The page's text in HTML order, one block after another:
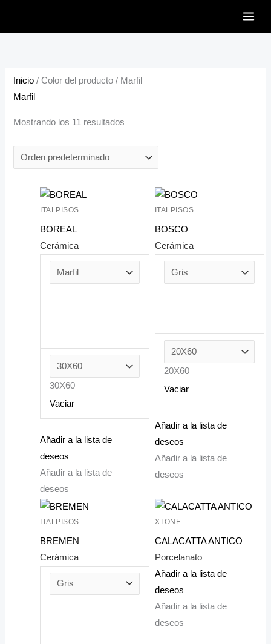
Inicio / Color del producto / Marfil
Marfil
Mostrando los 11 resultados
ITALPISOS
BOREAL
Cerámica
30X60
Vaciar
Añadir a la lista de
deseos
Añadir a la lista de
deseos
ITALPISOS
BOSCO
Cerámica
20X60
Vaciar
Añadir a la lista de
deseos
Añadir a la lista de
deseos
ITALPISOS
BREMEN
Cerámica
XTONE
CALACATTA ANTICO
Porcelanato
Añadir a la lista de
deseos
Añadir a la lista de
deseos